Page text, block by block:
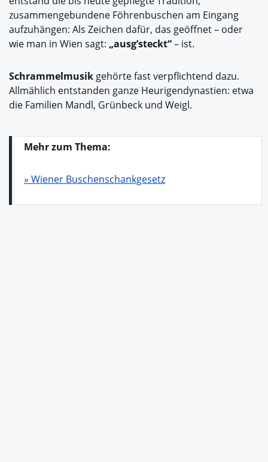
zusammengebundene Föhrenbuschen am Eingang
aufzuhängen: Als Zeichen dafür, das geöffnet – oder
wie man in Wien sagt: „ausg’steckt“– ist.
Schrammelmusik gehörte fast verpflichtend dazu.
Allmählich entstanden ganze Heurigendynastien: etwa
die Familien Mandl, Grünbeck und Weigl.
Mehr zum Thema:
» Wiener Buschenschankgesetz